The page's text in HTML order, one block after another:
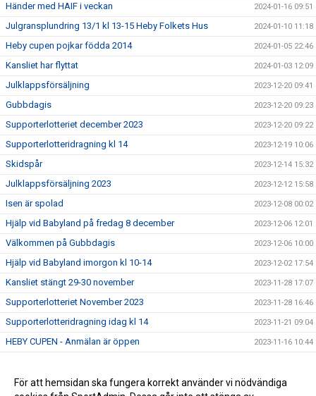
Händer med HAIF i veckan 2024-01-16 09:51
Julgransplundring 13/1 kl 13-15 Heby Folkets Hus 2024-01-10 11:18
Heby cupen pojkar födda 2014 2024-01-05 22:46
Kansliet har flyttat 2024-01-03 12:09
Julklappsförsäljning 2023-12-20 09:41
Gubbdagis 2023-12-20 09:23
Supporterlotteriet december 2023 2023-12-20 09:22
Supporterlotteridragning kl 14 2023-12-19 10:06
Skidspår 2023-12-14 15:32
Julklappsförsäljning 2023 2023-12-12 15:58
Isen är spolad 2023-12-08 00:02
Hjälp vid Babyland på fredag 8 december 2023-12-06 12:01
Välkommen på Gubbdagis 2023-12-06 10:00
Hjälp vid Babyland imorgon kl 10-14 2023-12-02 17:54
Kansliet stängt 29-30 november 2023-11-28 17:07
Supporterlotteriet November 2023 2023-11-28 16:46
Supporterlotteridragning idag kl 14 2023-11-21 09:04
HEBY CUPEN - Anmälan är öppen 2023-11-16 10:44
Välkommen på Gubbdagis 2023-11-07 15:49
För att hemsidan ska fungera korrekt använder vi nödvändiga